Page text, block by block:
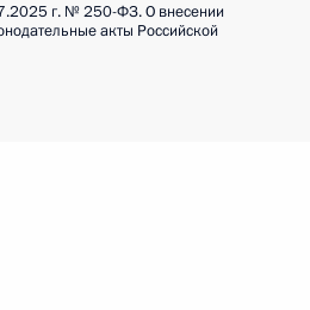
г. № 250-ФЗ. О внесении
акты Российской